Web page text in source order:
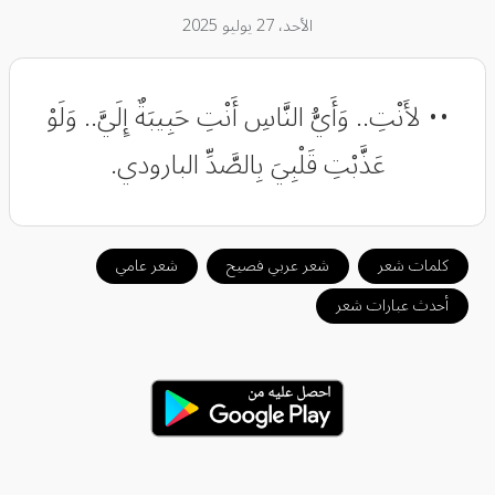
الأحد، 27 يوليو 2025
•• لأَنْتِ.. وَأَيُّ النَّاسِ أَنْتِ حَبِيبَةٌ إِلَيَّ.. وَلَوْ
عَذَّبْتِ قَلْبِيَ بِالصَّدِّ البارودي.
كلمات شعر شعر عربي فصيح
شعر عامي
أحدث عبارات شعر